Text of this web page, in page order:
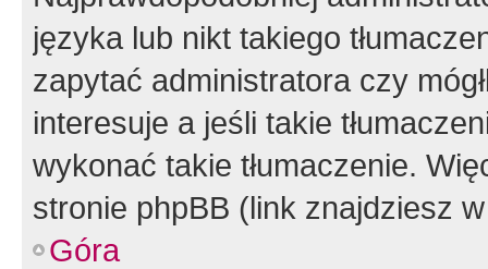
języka lub nikt takiego
zapytać administratora czy
interesuje a jeśli takie
wykonać takie tłumaczenie.
stronie phpBB (link znajdziesz
Góra